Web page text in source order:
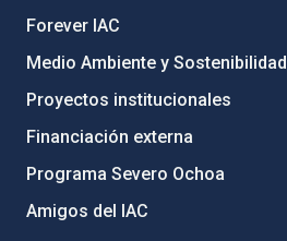
Forever IAC
Medio Ambiente y Sostenibilidad
Proyectos institucionales
Financiación externa
Programa Severo Ochoa
Amigos del IAC